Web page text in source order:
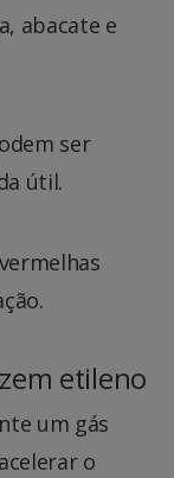
abacate e
ser
útil.
etileno
um gás
o